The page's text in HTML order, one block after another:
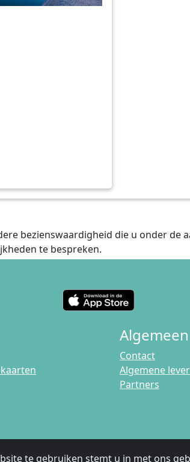
bezienswaardigheid die u onder de
te bespreken.
Algemeen
Contact
Algemene
Partners
te gebruiken stemt u in met ons